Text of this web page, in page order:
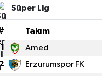
Süper Lig
Takım
1 Amed
Erzurumspor FK